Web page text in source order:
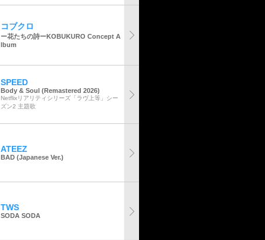
コブクロ
ー花たちの詩ーKOBUKURO Concept A
lbum
SPEED
Body & Soul (Remastered 2026)
Netflixリアリティシリーズ「ラヴ上等」シー
ズン2 主題歌
ATEEZ
BAD (Japanese Ver.)
TWS
SODA SODA